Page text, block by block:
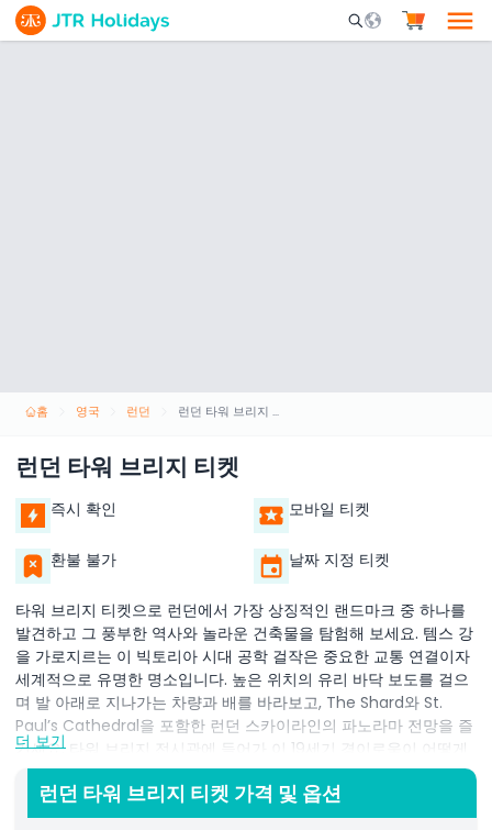
Mobile Search
홈 영국 런던 런던 타워 브리지 티켓
런던 타워 브리지 티켓
즉시 확인 모바일 티켓
환불 불가 날짜 지정 티켓
타워 브리지 티켓으로 런던에서 가장 상징적인 랜드마크 중 하나를
발견하고 그 풍부한 역사와 놀라운 건축물을 탐험해 보세요. 템스 강
을 가로지르는 이 빅토리아 시대 공학 걸작은 중요한 교통 연결이자
세계적으로 유명한 명소입니다. 높은 위치의 유리 바닥 보도를 걸으
며 발 아래로 지나가는 차량과 배를 바라보고, The Shard와 St.
Paul’s Cathedral을 포함한 런던 스카이라인의 파노라마 전망을 즐
기세요. 타워 브리지 전시관에 들어가 이 19세기 경이로움이 어떻게
설계되고 건축되었는지를 배우고, 거대한 선박이 지나가도록 다리가
들어 올려지는 모습을 보여주는 인터랙티브 전시를 체험해 보세요.
원래 빅토리아 시대 증기 기관실을 방문하여 리프트를 구동했던 보
더 보기
런던 타워 브리지 티켓 가격 및 옵션